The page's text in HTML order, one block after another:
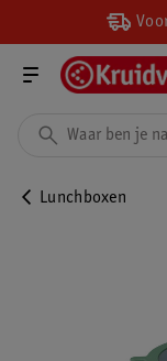
Lunchboxen